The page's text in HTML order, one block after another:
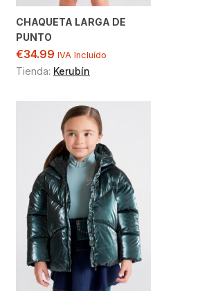
CHAQUETA LARGA DE
PUNTO
€34.99 IVA Incluído
Tienda: Kerubín